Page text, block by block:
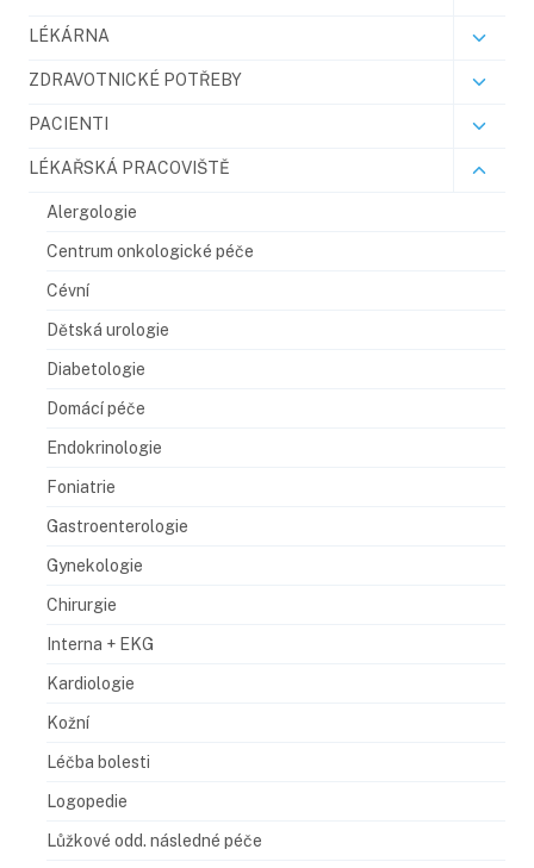
LÉKÁRNA
ZDRAVOTNICKÉ POTŘEBY
PACIENTI
LÉKAŘSKÁ PRACOVIŠTĚ
Alergologie
Centrum onkologické péče
Cévní
Dětská urologie
Diabetologie
Domácí péče
Endokrinologie
Foniatrie
Gastroenterologie
Gynekologie
Chirurgie
Interna + EKG
Kardiologie
Kožní
Léčba bolesti
Logopedie
Lůžkové odd. následné péče